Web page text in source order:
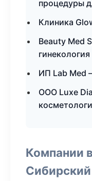
процедуры
Клиника
Beauty Med
гинекология
ИП Lab Med
ООО Luxe
Компании